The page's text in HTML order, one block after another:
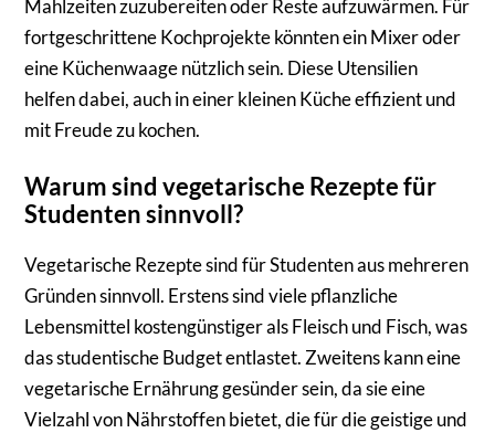
Mahlzeiten zuzubereiten oder Reste aufzuwärmen. Für
fortgeschrittene Kochprojekte könnten ein Mixer oder
eine Küchenwaage nützlich sein. Diese Utensilien
helfen dabei, auch in einer kleinen Küche effizient und
mit Freude zu kochen.
Warum sind vegetarische Rezepte für
Studenten sinnvoll?
Vegetarische Rezepte sind für Studenten aus mehreren
Gründen sinnvoll. Erstens sind viele pflanzliche
Lebensmittel kostengünstiger als Fleisch und Fisch, was
das studentische Budget entlastet. Zweitens kann eine
vegetarische Ernährung gesünder sein, da sie eine
Vielzahl von Nährstoffen bietet, die für die geistige und